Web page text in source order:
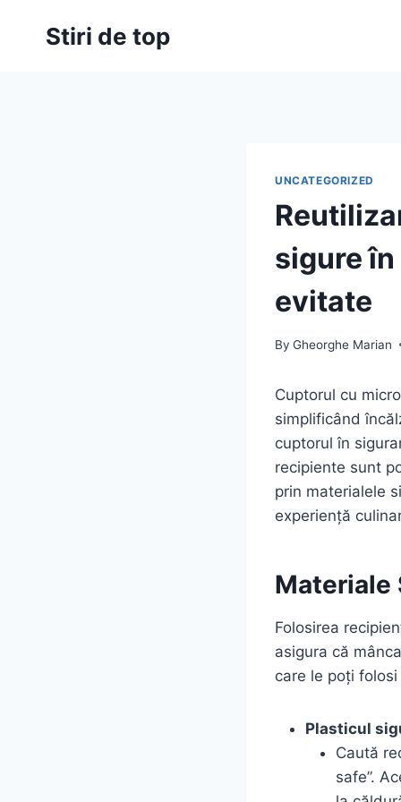
Stiri de top
UNCATEGORIZED
sigure
evitate
By Gheorghe Marian
Cuptorul cu
simplificând
cuptorul în
recipiente sunt
prin materialele
experiență
Materiale
Folosirea
asigura că
care le poți
Plasticul
Caută
safe”.